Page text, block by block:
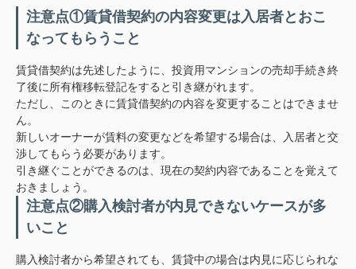
注意点①賃貸借契約の内容変更は入居者とおこ
なってもらうこと
賃貸借契約は先述したように、投資用マンションの売却手続き終
了後に所有権移転登記をすると引き継がれます。
ただし、このときに賃貸借契約の内容を変更することはできませ
ん。
新しいオーナーが賃料の変更などを希望する場合は、入居者と交
渉してもらう必要があります。
引き継ぐことができるのは、現在の契約内容であることを覚えて
おきましょう。
注意点②購入検討者が内見できないケースが多
いこと
購入検討者から希望されても、賃貸中の場合は内見に応じられな